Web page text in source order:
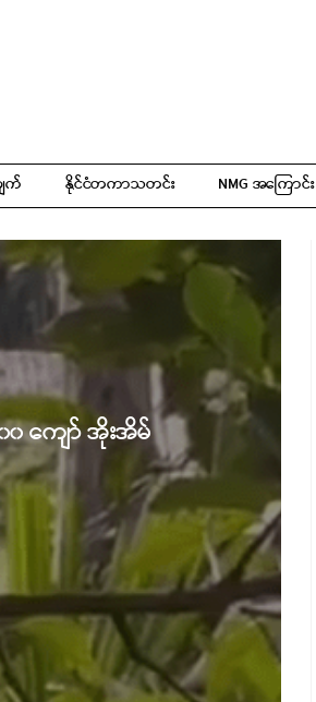
က် နိုင်ငံတကာသတင်း NMG အကြောင်း
ကျော် အိုးအိမ်